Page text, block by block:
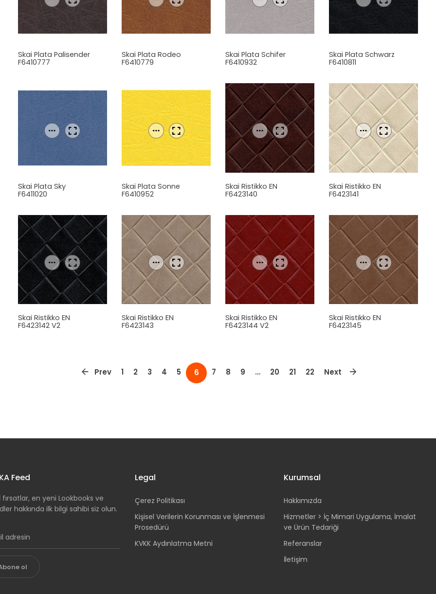
Skai Plata Palisender
F6410777
Skai Plata Rodeo
F6410779
Skai Plata Schifer
F6410932
Skai Plata Schwarz
F6410811
Skai Plata Sky
F6411020
Skai Plata Sonne
F6410952
Skai Ristikko EN
F6423140
Skai Ristikko EN
F6423141
Skai Ristikko EN
F6423142 V2
Skai Ristikko EN
F6423143
Skai Ristikko EN
F6423144 V2
Skai Ristikko EN
F6423145
Prev 1 2 3 4 5 6 7 8 9 … 20 21 22 Next
Feed
fırsatlar, en yeni Lookbooks ve
hakkında ilk bilgi sahibi siz olun.
ol
Legal
Çerez Politikası
Kişisel Verilerin Korunması ve İşlenmesi
Prosedürü
KVKK Aydınlatma Metni
Kurumsal
Hakkımızda
Hizmetler > İç Mimari Uygulama, İmalat
ve Ürün Tedariği
Referanslar
İletişim